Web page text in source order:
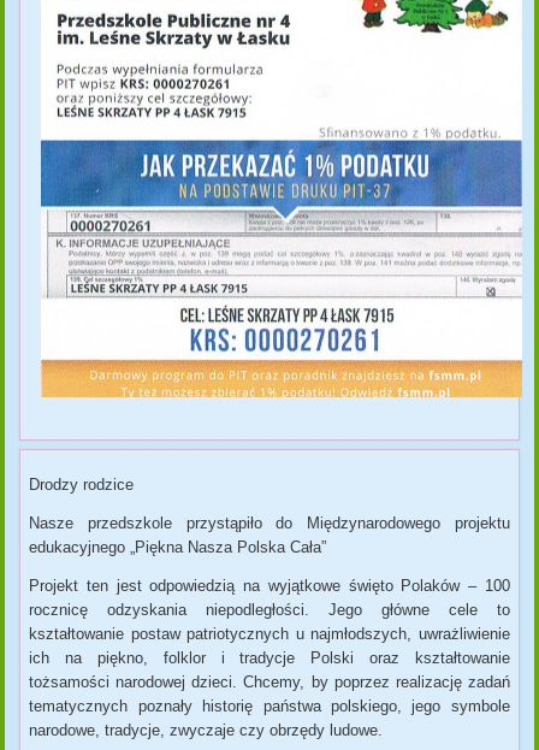
Drodzy rodzice
Nasze przedszkole przystąpiło do Międzynarodowego projektu
edukacyjnego „Piękna Nasza Polska Cała”
Projekt ten jest odpowiedzią na wyjątkowe święto Polaków – 100
rocznicę odzyskania niepodległości. Jego główne cele to
kształtowanie postaw patriotycznych u najmłodszych, uwrażliwienie
ich na piękno, folklor i tradycje Polski oraz kształtowanie
tożsamości narodowej dzieci. Chcemy, by poprzez realizację zadań
tematycznych poznały historię państwa polskiego, jego symbole
narodowe, tradycje, zwyczaje czy obrzędy ludowe.